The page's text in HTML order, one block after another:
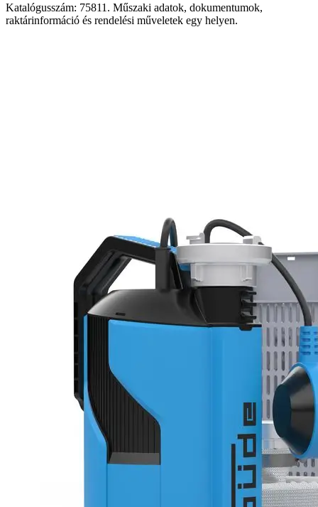
Katalógusszám: 75811. Műszaki adatok, dokumentumok,
raktárinformáció és rendelési műveletek egy helyen.